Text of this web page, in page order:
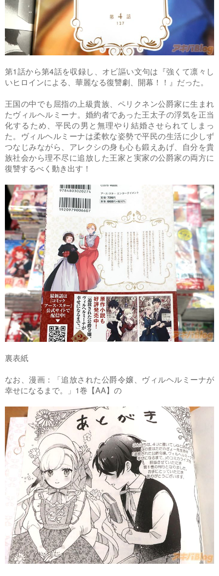
第1話から第4話を収録し、オビ謳い文句は『強くて凛々し
いヒロインによる、華麗なる復讐劇、開幕！！』だった。
王国の中でも屈指の上級貴族、ペリクネン公爵家に生まれ
たヴィルヘルミーナ。婚約者であった王太子の浮気を正当
化するため、平民の男と無理やり結婚させられてしまっ
た。ヴィルヘルミーナは柔軟な姿勢で平民の生活に少しず
つなじみながら、アレクシの身も心も鍛えあげ、自分を貴
族社会から理不尽に追放した王家と実家の公爵家の両方に
復讐するべく動き出す！
裏表紙
なお、漫画：「追放された公爵令嬢、ヴィルヘルミーナが
幸せになるまで。」1巻【AA】の